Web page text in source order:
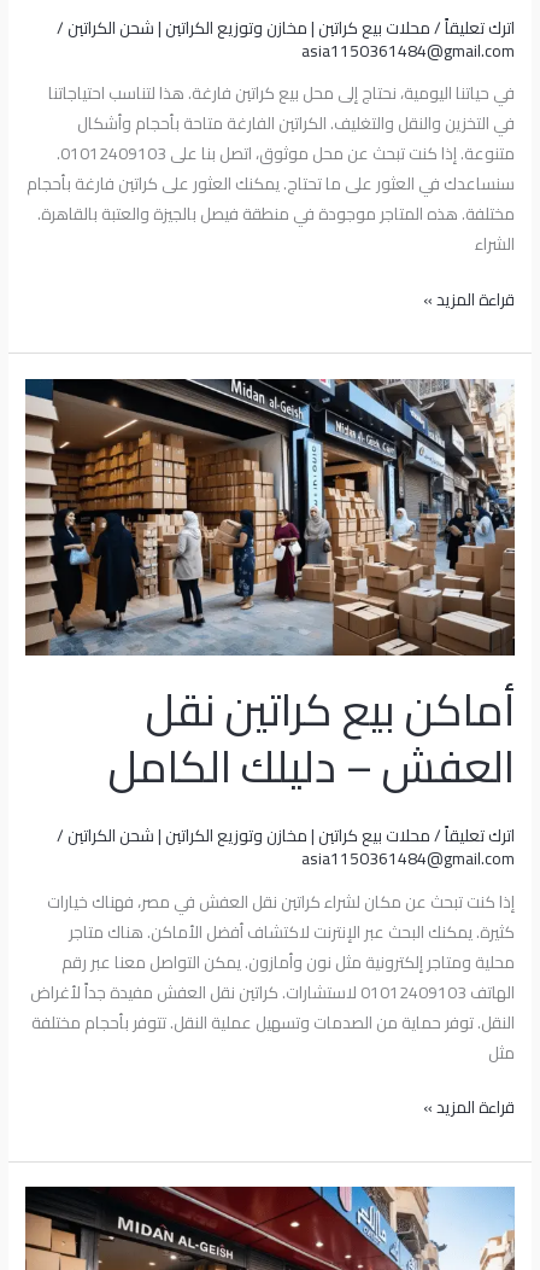
اترك تعليقاً/محلات بيع كراتين | مخازن وتوزيع الكراتين | شحن الكراتين/
asia1150361484@gmail.com
في حياتنا اليومية، نحتاج إلى محل بيع كراتين فارغة. هذا لتناسب احتياجاتنا
في التخزين والنقل والتغليف. الكراتين الفارغة متاحة بأحجام وأشكال
متنوعة. إذا كنت تبحث عن محل موثوق، اتصل بنا على 01012409103.
سنساعدك في العثور على ما تحتاج. يمكنك العثور على كراتين فارغة بأحجام
مختلفة. هذه المتاجر موجودة في منطقة فيصل بالجيزة والعتبة بالقاهرة.
الشراء
قراءة المزيد »
أماكن بيع كراتين نقل
العفش – دليلك الكامل
اترك تعليقاً/محلات بيع كراتين | مخازن وتوزيع الكراتين | شحن الكراتين/
asia1150361484@gmail.com
إذا كنت تبحث عن مكان لشراء كراتين نقل العفش في مصر، فهناك خيارات
كثيرة. يمكنك البحث عبر الإنترنت لاكتشاف أفضل الأماكن. هناك متاجر
محلية ومتاجر إلكترونية مثل نون وأمازون. يمكن التواصل معنا عبر رقم
الهاتف 01012409103 لاستشارات. كراتين نقل العفش مفيدة جداً لأغراض
النقل. توفر حماية من الصدمات وتسهيل عملية النقل. تتوفر بأحجام مختلفة
مثل
أماكن
بيع
كراتين
نقل
العفش
–
دليلك
الكامل
قراءة المزيد »
بيع
كراتين
فارغة